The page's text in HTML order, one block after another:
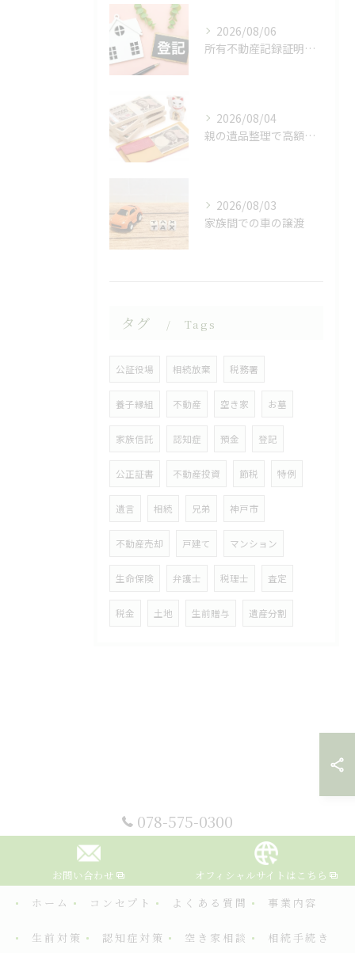
2026/08/06
所有不動産記録証明制度
2026/08/04
親の遺品整理で高額の現金が
2026/08/03
家族間での車の譲渡
タグ Tags
公証役場 相続放棄 税務署
養子縁組 不動産 空き家 お墓
家族信託 認知症 預金 登記
公正証書 不動産投資 節税 特例
遺言 相続 兄弟 神戸市
不動産売却 戸建て マンション
生命保険 弁護士 税理士 査定
税金 土地 生前贈与 遺産分割
078-575-0300
お問い合わせ
オフィシャルサイトはこちら
ホーム
コンセプト よくある質問 事業内容
生前対策 認知症対策 空き家相談 相続手続き